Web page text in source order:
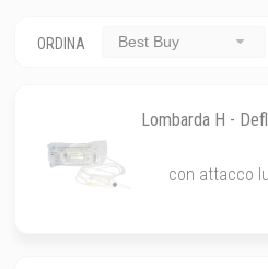
ORDINA Best Buy
Lombarda H -
con attacco